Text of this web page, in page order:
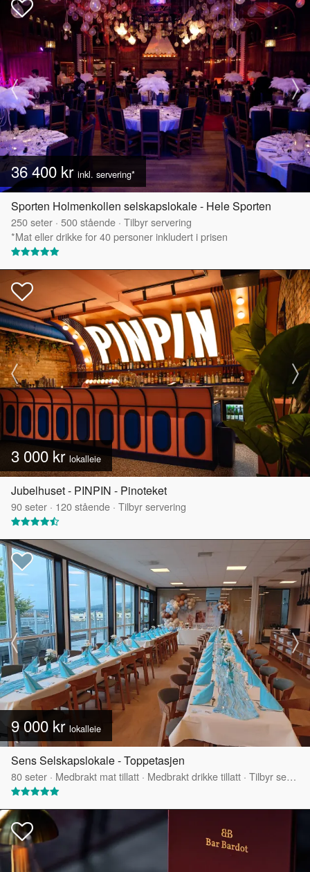
36 400 kr inkl. servering*
Sporten Holmenkollen selskapslokale - Hele Sporten
250seter · 500stående · Tilbyr servering
*Mat eller drikke for 40 personer inkludert i prisen
3 000 kr lokalleie
Jubelhuset - PINPIN - Pinoteket
90seter · 120stående · Tilbyr servering
9 000 kr lokalleie
Sens Selskapslokale - Toppetasjen
80seter · Medbrakt mat tillatt · Medbrakt drikke tillatt · Tilbyr servering